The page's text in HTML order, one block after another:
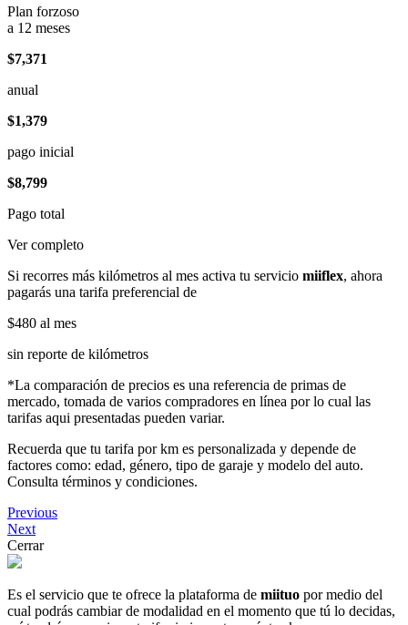
Plan forzoso
a 12 meses
$7,371
anual
$1,379
pago inicial
$8,799
Pago total
Ver completo
Si recorres más kilómetros al mes activa tu servicio miiflex, ahora
pagarás una tarifa preferencial de
$480 al mes
sin reporte de kilómetros
*La comparación de precios es una referencia de primas de
mercado, tomada de varios compradores en línea por lo cual las
tarifas aqui presentadas pueden variar.
Recuerda que tu tarifa por km es personalizada y depende de
factores como: edad, género, tipo de garaje y modelo del auto.
Consulta términos y condiciones.
Previous
Next
Cerrar
Es el servicio que te ofrece la plataforma de miituo por medio del
cual podrás cambiar de modalidad en el momento que tú lo decidas,